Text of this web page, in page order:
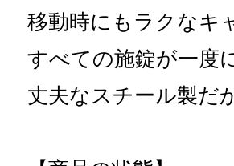
移動時にもラクなキ
すべての施錠が一度
丈夫なスチール製だ